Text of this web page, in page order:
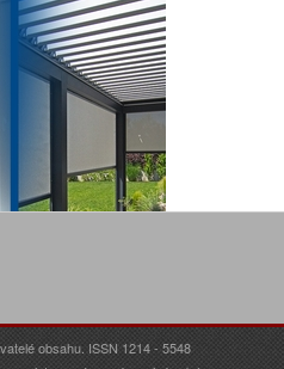
obsahu. ISSN 1214 - 5548